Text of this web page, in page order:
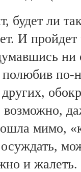
будет ли
И пройдет
ни
полюбив по-
возможно,
мимо,
и